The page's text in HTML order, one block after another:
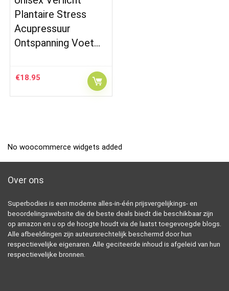
Plantaire Stress
Acupressuur
Ontspanning Voet…
€18.95
No woocommerce widgets added
Over ons
Superbodies is een moderne alles-in-één prijsvergelijkings- en
beoordelingswebsite die de beste deals biedt die beschikbaar zijn
op amazon en u op de hoogte houdt via de laatst toegevoegde blogs.
Alle afbeeldingen zijn auteursrechtelijk beschermd door hun
respectievelijke eigenaren. Alle geciteerde inhoud is afgeleid van hun
respectievelijke bronnen.